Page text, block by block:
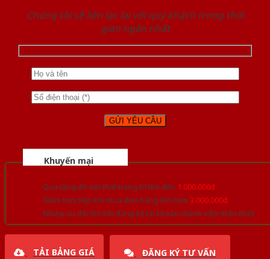
Chúng tôi sẽ liên lạc lại với quý khách trong thời
gian ngắn nhất
Khuyến mại
Quà tặng đồ nội thất trang trí lên đến 1.000.000đ
Giảm trực tiếp khi mua đơn hàng lớn hơn 3.000.000đ
Nhiều ưu đãi lớn khi đăng ký tài khoản thành viên thân thiết
TẢI BẢNG GIÁ ĐĂNG KÝ TƯ VẤN